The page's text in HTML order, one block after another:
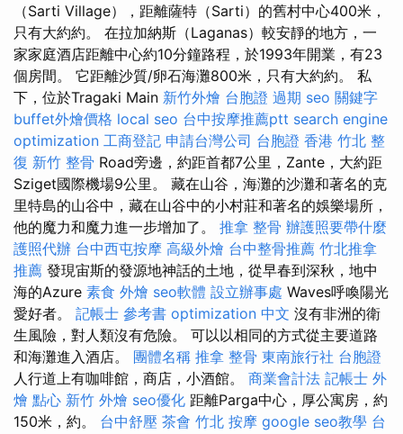
（Sarti Village），距離薩特（Sarti）的舊村中心400米，
只有大約約。 在拉加納斯（Laganas）較安靜的地方，一
家家庭酒店距離中心約10分鐘路程，於1993年開業，有23
個房間。 它距離沙質/卵石海灘800米，只有大約約。 私
下，位於Tragaki Main 新竹外燴 台胞證 過期 seo 關鍵字
buffet外燴價格 local seo 台中按摩推薦ptt search engine
optimization 工商登記 申請台灣公司 台胞證 香港 竹北 整
復 新竹 整骨 Road旁邊，約距首都7公里，Zante，大約距
Sziget國際機場9公里。 藏在山谷，海灘的沙灘和著名的克
里特島的山谷中，藏在山谷中的小村莊和著名的娛樂場所，
他的魔力和魔力進一步增加了。 推拿 整骨 辦護照要帶什麼
護照代辦 台中西屯按摩 高級外燴 台中整骨推薦 竹北推拿
推薦 發現宙斯的發源地神話的土地，從早春到深秋，地中
海的Azure 素食 外燴 seo軟體 設立辦事處 Waves呼喚陽光
愛好者。 記帳士 參考書 optimization 中文 沒有非洲的衛
生風險，對人類沒有危險。 可以以相同的方式從主要道路
和海灘進入酒店。 團體名稱 推拿 整骨 東南旅行社 台胞證
人行道上有咖啡館，商店，小酒館。 商業會計法 記帳士 外
燴 點心 新竹 外燴 seo優化 距離Parga中心，厚公寓房，約
150米，約。 台中舒壓 茶會 竹北 按摩 google seo教學 台